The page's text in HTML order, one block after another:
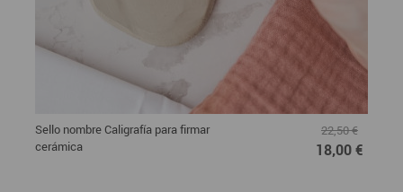
Sello nombre Caligrafía para firmar
cerámica
22,50 €
18,00 €